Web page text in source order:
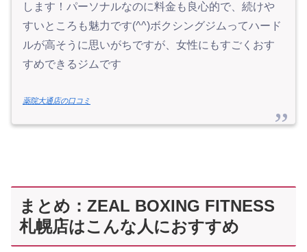
します！パーソナルなのに料金も良心的で、続けや
すいところも魅力です(^^)ボクシングジムってハード
ルが高そうに思いがちですが、女性にもすごくおす
すめできるジムです
薬院大通店の口コミ
まとめ：ZEAL BOXING FITNESS
札幌店はこんな人におすすめ